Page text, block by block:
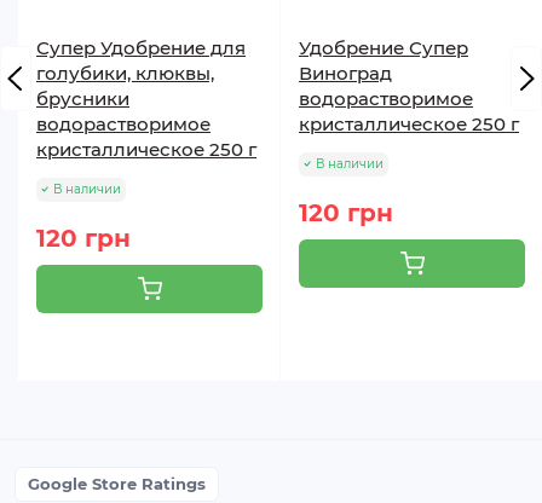
Супер Удобрение для
голубики, клюквы,
брусники
водорастворимое
кристаллическое 250 г
В наличии
120 грн
Удобрение Супер
Виноград
водорастворимое
кристаллическое 250 г
В наличии
120 грн
Google Store Ratings